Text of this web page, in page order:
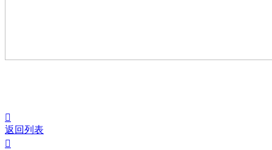

返回列表
